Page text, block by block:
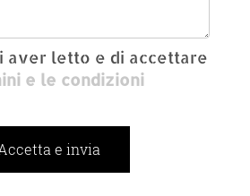
aver letto e di accettare
e le condizioni
e invia